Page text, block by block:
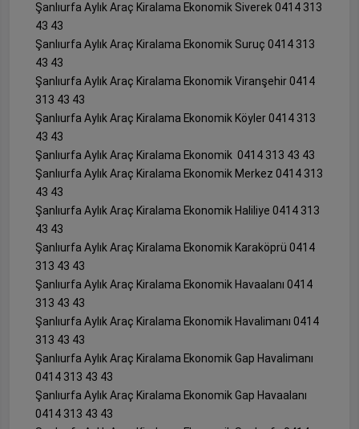
Şanlıurfa Aylık Araç Kiralama Ekonomik Siverek 0414 313
43 43
Şanlıurfa Aylık Araç Kiralama Ekonomik Suruç 0414 313
43 43
Şanlıurfa Aylık Araç Kiralama Ekonomik Viranşehir 0414
313 43 43
Şanlıurfa Aylık Araç Kiralama Ekonomik Köyler 0414 313
43 43
Şanlıurfa Aylık Araç Kiralama Ekonomik 0414 313 43 43
Şanlıurfa Aylık Araç Kiralama Ekonomik Merkez 0414 313
43 43
Şanlıurfa Aylık Araç Kiralama Ekonomik Haliliye 0414 313
43 43
Şanlıurfa Aylık Araç Kiralama Ekonomik Karaköprü 0414
313 43 43
Şanlıurfa Aylık Araç Kiralama Ekonomik Havaalanı 0414
313 43 43
Şanlıurfa Aylık Araç Kiralama Ekonomik Havalimanı 0414
313 43 43
Şanlıurfa Aylık Araç Kiralama Ekonomik Gap Havalimanı
0414 313 43 43
Şanlıurfa Aylık Araç Kiralama Ekonomik Gap Havaalanı
0414 313 43 43